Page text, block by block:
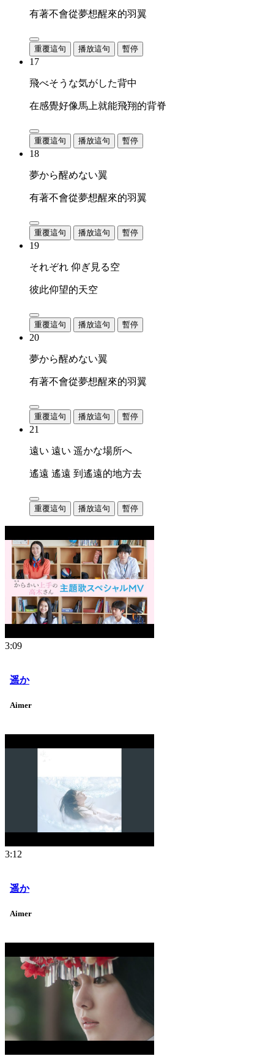
有著不會從夢想醒來的羽翼
重覆這句 播放這句 暫停
17
飛べそうな気がした背中
在感覺好像馬上就能飛翔的背脊
重覆這句 播放這句 暫停
18
夢から醒めない翼
有著不會從夢想醒來的羽翼
重覆這句 播放這句 暫停
19
それぞれ 仰ぎ見る空
彼此仰望的天空
重覆這句 播放這句 暫停
20
夢から醒めない翼
有著不會從夢想醒來的羽翼
重覆這句 播放這句 暫停
21
遠い 遠い 遥かな場所へ
遙遠 遙遠 到遙遠的地方去
重覆這句 播放這句 暫停
3:09
遥か
Aimer
3:12
遥か
Aimer